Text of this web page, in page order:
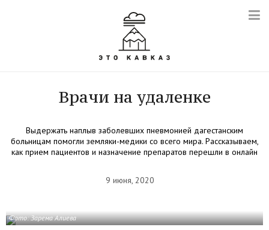
Врачи на удаленке
Выдержать наплыв заболевших пневмонией дагестанским
больницам помогли земляки-медики со всего мира. Рассказываем,
как прием пациентов и назначение препаратов перешли в онлайн
9 июня, 2020
Фото: Зарема Алиева